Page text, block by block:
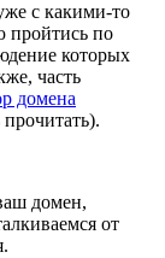
с какими-то
пройтись по
которых
часть
домена
домен,
от